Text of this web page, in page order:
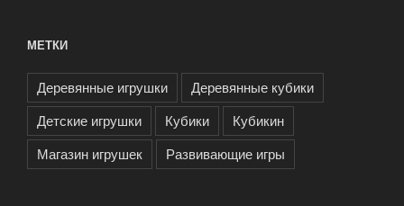
МЕТКИ
Деревянные игрушки
Деревянные кубики
Детские игрушки
Кубики
Кубикин
Магазин игрушек
Развивающие игры